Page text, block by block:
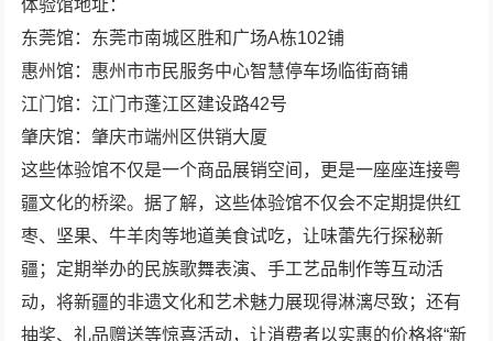
体验馆地址：
东莞馆：东莞市南城区胜和广场A栋102铺
惠州馆：惠州市市民服务中心智慧停车场临街商铺
江门馆：江门市蓬江区建设路42号
肇庆馆：肇庆市端州区供销大厦
这些体验馆不仅是一个商品展销空间，更是一座座连接粤
疆文化的桥梁。据了解，这些体验馆不仅会不定期提供红
枣、坚果、牛羊肉等地道美食试吃，让味蕾先行探秘新
疆；定期举办的民族歌舞表演、手工艺品制作等互动活
动，将新疆的非遗文化和艺术魅力展现得淋漓尽致；还有
抽奖、礼品赠送等惊喜活动，让消费者以实惠的价格将“新